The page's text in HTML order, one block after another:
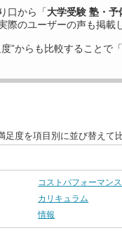
口から「大学受験 塾・
のユーザーの声も掲載
”からも比較することで「
度を項目別に並び替えて
コストパフォーマンス
カリキュラム
情報